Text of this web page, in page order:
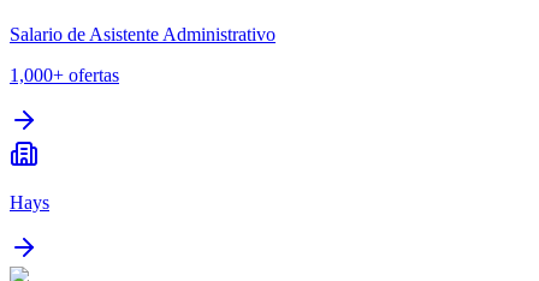
Salario de Asistente Administrativo
1,000+ ofertas
Hays